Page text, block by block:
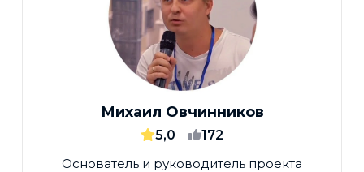
Михаил Овчинников
5,0
172
Основатель и руководитель проекта